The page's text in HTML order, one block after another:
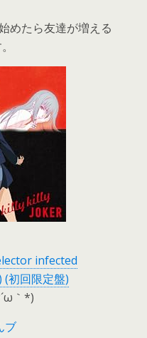
めたら友達が増える
infected
(初回限定盤)
｀*)